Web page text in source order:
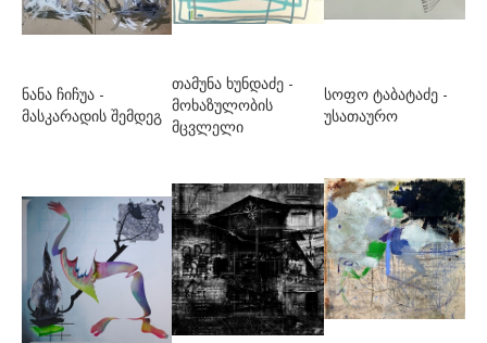
ნაკაშიძე ლიანა
ნიჟარაძე კახა
პაპაშვილი გიორგი
პატიაშვილი გელა
პოლიაკოვი მარკ
რამიშვილი კოკა
ნანა ჩიჩუა -
მასკარადის შემდეგ
თამუნა ხუნდაძე -
მოხაზულობის
მცვლელი
სოფო ტაბატაძე -
უსათაურო